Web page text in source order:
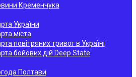
Кременчука
України
міста
повітряних тривог в Україні
бойових дій Deep State
Полтави